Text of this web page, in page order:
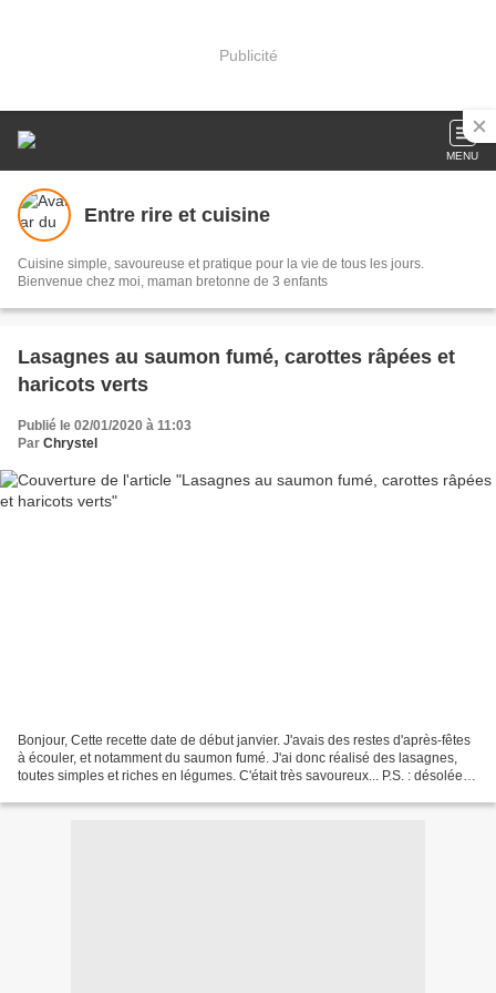
Publicité
MENU
Entre rire et cuisine
Cuisine simple, savoureuse et pratique pour la vie de tous les jours.
Bienvenue chez moi, maman bretonne de 3 enfants
Lasagnes au saumon fumé, carottes râpées et
haricots verts
Publié le 02/01/2020 à 11:03
Par Chrystel
Bonjour, Cette recette date de début janvier. J'avais des restes d'après-fêtes
à écouler, et notamment du saumon fumé. J'ai donc réalisé des lasagnes,
toutes simples et riches en légumes. C'était très savoureux... P.S. : désolée